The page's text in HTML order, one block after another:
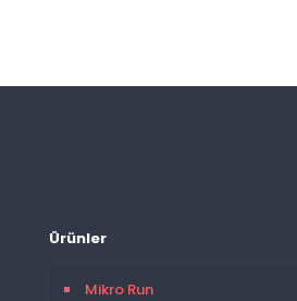
Ürünler
Mikro Run